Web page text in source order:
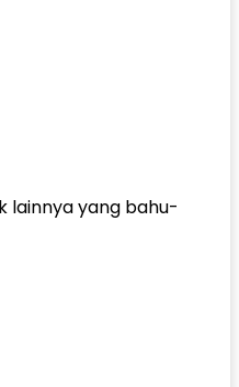
lainnya yang bahu-